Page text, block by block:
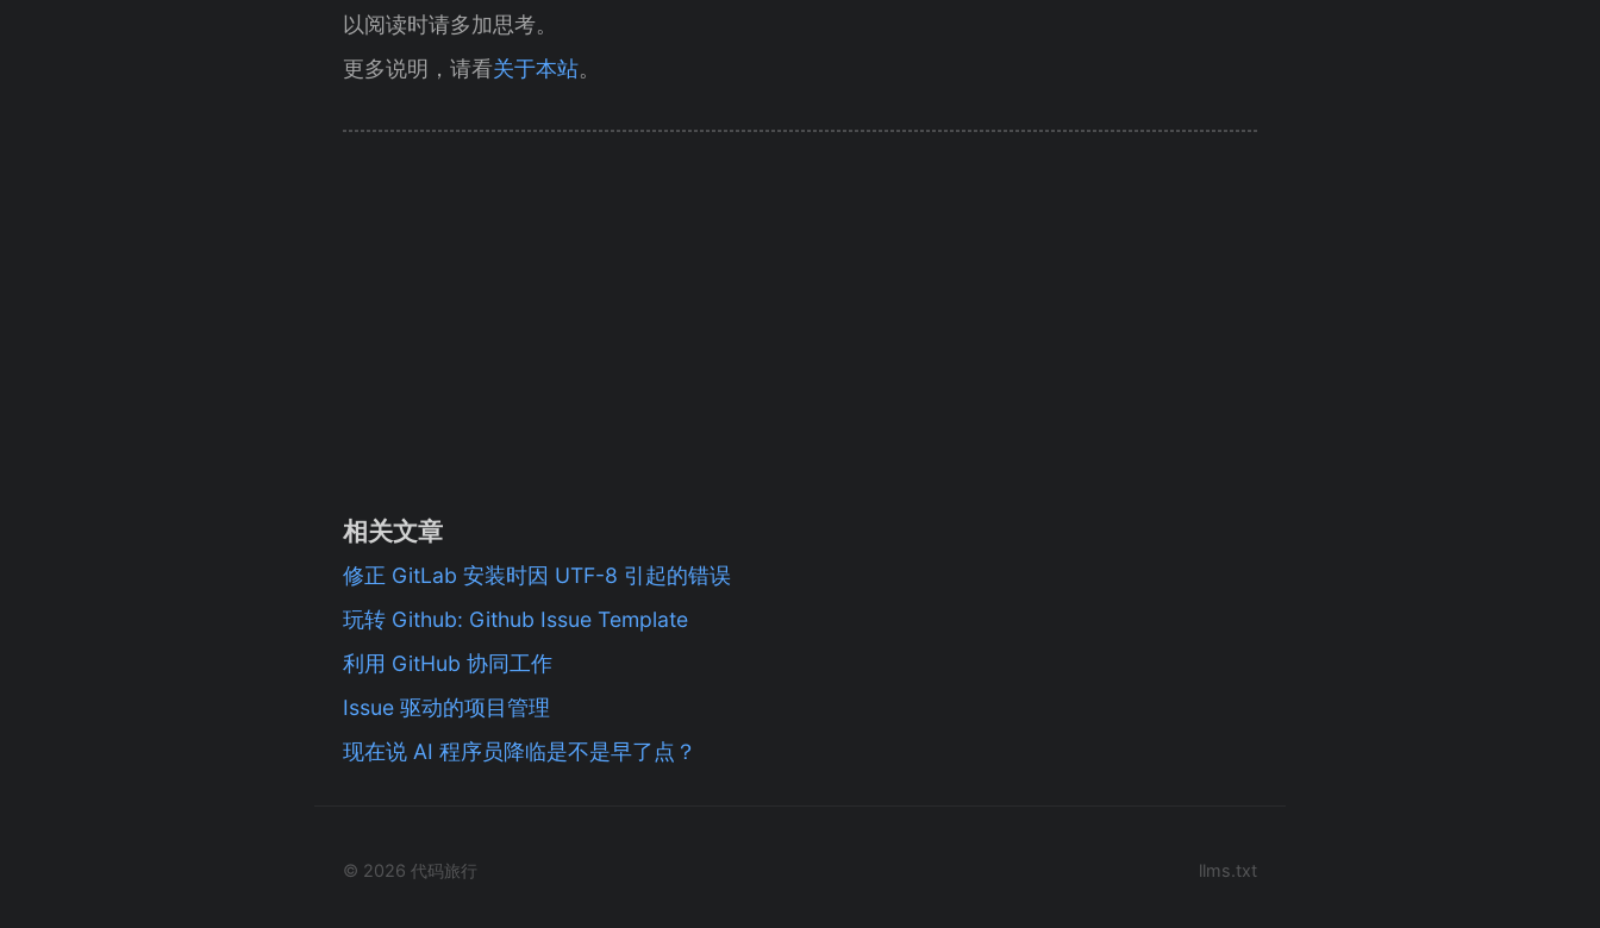
以阅读时请多加思考。
更多说明，请看关于本站。
相关文章
修正 GitLab 安装时因 UTF-8 引起的错误
玩转 Github: Github Issue Template
利用 GitHub 协同工作
Issue 驱动的项目管理
现在说 AI 程序员降临是不是早了点？
© 2026 代码旅行 llms.txt